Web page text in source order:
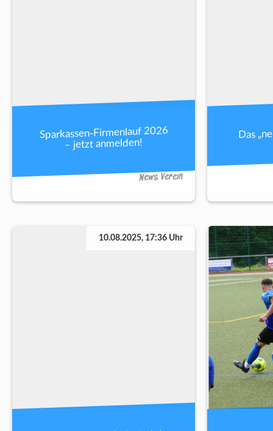
Sparkassen-Firmenlauf 2026
– jetzt anmelden!
News Verein
Das
10.08.2025, 17:36 Uhr